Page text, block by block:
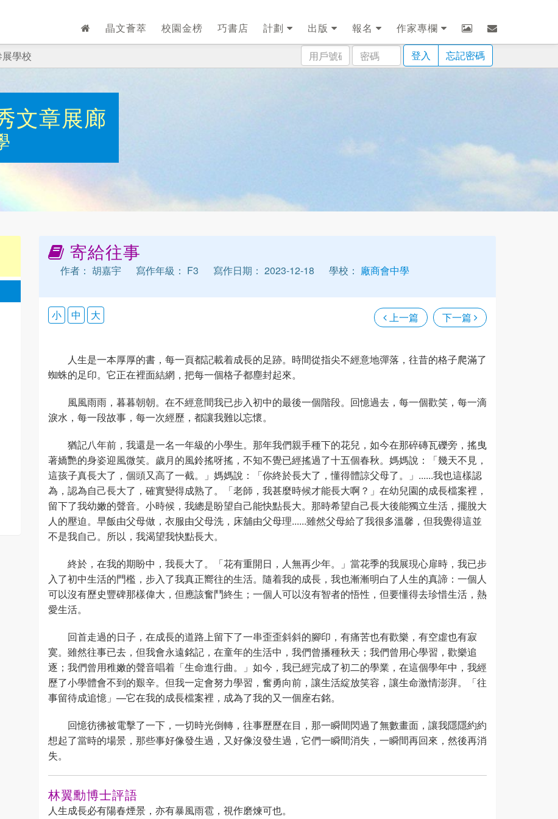
晶文薈萃 校園金榜 巧書店 計劃 出版 報名
作家專欄
用
戶
密
碼
登入 忘記密碼
學校
文章展廊
寄給往事
作者： 胡嘉宇 寫作年級： F3 寫作日期： 2023-12-18 學校： 廠商會中學
上一篇 下一篇
小 中 大
人生是一本厚厚的書，每一頁都記載着成長的足跡。時間從指尖不經意地彈落，往昔的格子爬滿了
蜘蛛的足印。它正在裡面結網，把每一個格子都塵封起來。
風風雨雨，暮暮朝朝。在不經意間我已步入初中的最後一個階段。回憶過去，每一個歡笑，每一滴
淚水，每一段故事，每一次經歷，都讓我難以忘懷。
猶記八年前，我還是一名一年級的小學生。那年我們親手種下的花兒，如今在那碎磚瓦礫旁，搖曳
著嬌艷的身姿迎風微笑。歲月的風鈴搖呀搖，不知不覺已經搖過了十五個春秋。媽媽說：「幾天不見，
這孩子真長大了，個頭又高了一截。」媽媽說：「你終於長大了，懂得體諒父母了。」......我也這樣認
為，認為自己長大了，確實變得成熟了。「老師，我甚麼時候才能長大啊？」在幼兒園的成長檔案裡，
留下了我幼嫩的聲音。小時候，我總是盼望自己能快點長大。那時希望自己長大後能獨立生活，擺脫大
人的壓迫。早飯由父母做，衣服由父母洗，床舖由父母理......雖然父母給了我很多溫馨，但我覺得這並
不是我自己。所以，我渴望我快點長大。
終於，在我的期盼中，我長大了。「花有重開日，人無再少年。」當花季的我展現心扉時，我已步
入了初中生活的門檻，步入了我真正嚮往的生活。隨着我的成長，我也漸漸明白了人生的真諦：一個人
可以沒有歷史豐碑那樣偉大，但應該奮鬥終生；一個人可以沒有智者的悟性，但要懂得去珍惜生活，熱
愛生活。
回首走過的日子，在成長的道路上留下了一串歪歪斜斜的腳印，有痛苦也有歡樂，有空虛也有寂
寞。雖然往事已去，但我會永遠銘記，在童年的生活中，我們曾播種秋天；我們曾用心學習，歡樂追
逐；我們曾用稚嫩的聲音唱着「生命進行曲。」如今，我已經完成了初二的學業，在這個學年中，我經
歷了小學體會不到的艱辛。但我一定會努力學習，奮勇向前，讓生活綻放笑容，讓生命激情澎湃。「往
事留待成追憶」—它在我的成長檔案裡，成為了我的又一個座右銘。
回憶彷彿被電擊了一下，一切時光倒轉，往事歷歷在目，那一瞬間閃過了無數畫面，讓我隱隱約約
想起了當時的場景，那些事好像發生過，又好像沒發生過，它們一瞬間消失，一瞬間再回來，然後再消
失。
林翼勳博士評語
人生成長必有陽春煙景，亦有暴風雨雹，視作磨煉可也。